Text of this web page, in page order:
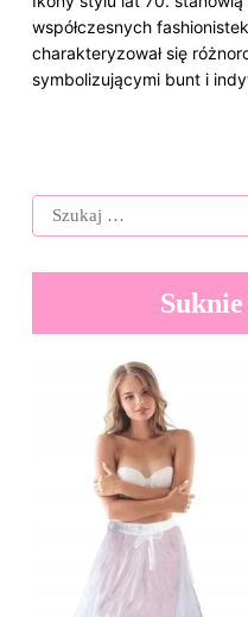
współczesnych
charakteryzował się
symbolizującymi bunt i